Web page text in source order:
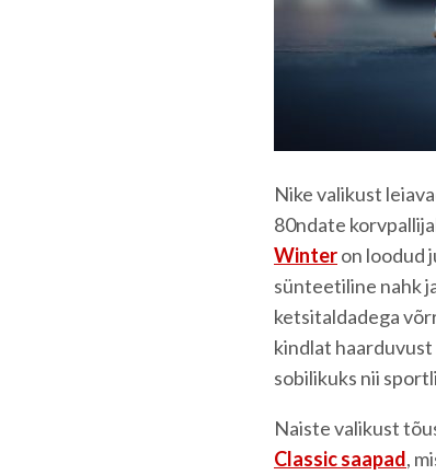
Nike valikust
80ndate
Winteron loodud
sünteetiline nahk
ketsitaldadega
kindlat
sobilikuks nii
Naiste valikust
Classic saapad,